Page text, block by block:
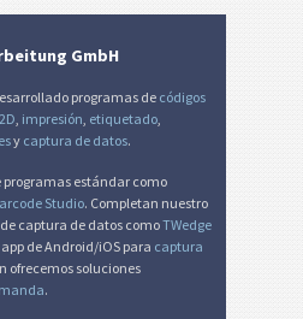
GmbH
programas de códigos
impresión etiquetado
y captura de datos.
programas estándar como
Studio. Completan nuestro
captura de datos comoTWedge
app de Android/iOS para captura
ofrecemos soluciones
.